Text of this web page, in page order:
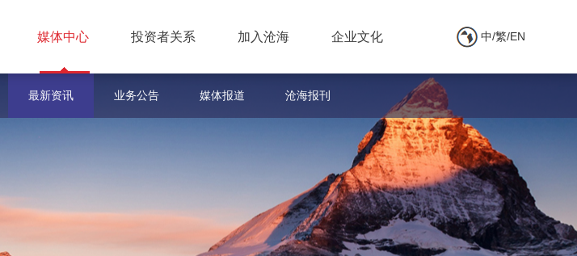
媒体中心 投资者关系 加入沧海 企业文化 中/繁/EN
最新资讯 业务公告 媒体报道 沧海报刊